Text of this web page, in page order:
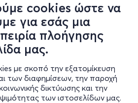
cookies ώστε να
για εσάς μια
πλοήγησης
μας.
με σκοπό την εξατομίκευση
των διαφημίσεων, την παροχή
δικτύωσης και την
των ιστοσελίδων μας.